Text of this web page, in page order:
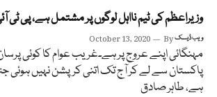
وزیراعظم کی ٹیم نااہل لوگوں پر مشتمل ہے، پی ٹی
October 13, 2020 Byویب ڈیسک
مہنگائی اپنے عروج پر ہے۔غریب عوام کا کوئی
پاکستان سے لے کر آج تک اتنی کرپشن نہیں ہوئی
ہے، طاہر صادق